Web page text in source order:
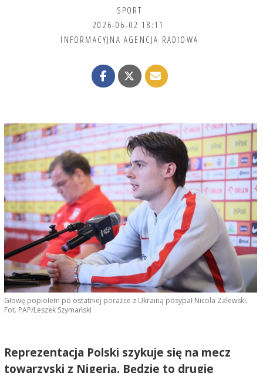
SPORT
2026-06-02 18:11
INFORMACYJNA AGENCJA RADIOWA
Głowę popiołem po ostatniej porażce z Ukrainą posypał Nicola Zalewski.
Fot. PAP/Leszek Szymański
Reprezentacja Polski szykuje się na mecz
towarzyski z Nigerią. Będzie to drugie